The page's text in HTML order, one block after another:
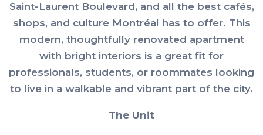
Saint-Laurent Boulevard, and all the best cafés,
shops, and culture Montréal has to offer. This
modern, thoughtfully renovated apartment
with bright interiors is a great fit for
professionals, students, or roommates looking
to live in a walkable and vibrant part of the city.
The Unit